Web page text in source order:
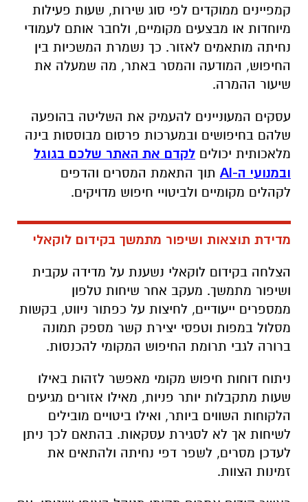
קמפיינים ממוקדים לפי סוג שירות, שעות פעילות
מיוחדות או מבצעים מקומיים, ולחבר אותם לעמודי
נחיתה מותאמים לאזור. כך נשמרת המשכיות בין
החיפוש, המודעה והמסר באתר, מה שמעלה את
שיעור ההמרה.
עסקים המעוניינים להעמיק את השליטה בהופעה
שלהם בחיפושים ובמערכות פרסום מבוססות בינה
מלאכותית יכולים לקדם את האתר שלכם בגוגל
ובמנועי ה-AIתוך התאמת המסרים והדפים
לקהלים מקומיים ולביטויי חיפוש מדויקים.
מדידת תוצאות ושיפור מתמשך בקידום לוקאלי
הצלחה בקידום לוקאלי נשענת על מדידה עקבית
ושיפור מתמשך. מעקב אחר שיחות טלפון
ממספרים ייעודיים, לחיצות על כפתור ניווט, בקשות
מסלול במפות וטפסי יצירת קשר מספק תמונה
ברורה לגבי תרומת החיפוש המקומי להכנסות.
ניתוח דוחות חיפוש מקומי מאפשר לזהות באילו
שעות מתקבלות יותר פניות, מאילו אזורים מגיעים
הלקוחות השווים ביותר, ואילו ביטויים מובילים
לשיחות אך לא לסגירת עסקאות. בהתאם לכך ניתן
לעדכן מסרים, לשפר דפי נחיתה ולהתאים את
זמינות הצוות.